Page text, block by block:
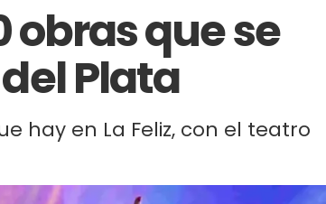
obras que se
Plata
hay en La Feliz, con el teatro